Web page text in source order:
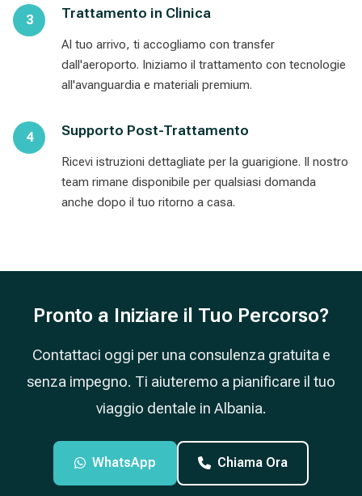
Trattamento in Clinica
Al tuo arrivo, ti accogliamo con transfer
dall'aeroporto. Iniziamo il trattamento con tecnologie
all'avanguardia e materiali premium.
Supporto Post-Trattamento
Ricevi istruzioni dettagliate per la guarigione. Il nostro
team rimane disponibile per qualsiasi domanda
anche dopo il tuo ritorno a casa.
Pronto a Iniziare il Tuo Percorso?
Contattaci oggi per una consulenza gratuita e
senza impegno. Ti aiuteremo a pianificare il tuo
viaggio dentale in Albania.
WhatsApp Chiama Ora